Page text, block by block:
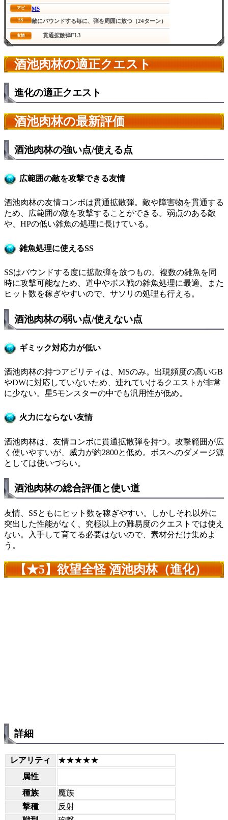
アビ MS
SS 敵にバウンドする毎に、弾を周囲に放つ（24ターン）
友情 貫通拡散弾EL3
酒池肉林の適正クエスト
進化の適正クエスト
酒池肉林の最新評価
酒池肉林の強い点/使える点
広範囲の敵を攻撃できる友情
酒池肉林の友情コンボは貫通拡散弾。敵や障害物を貫通する
ため、広範囲の敵を攻撃することができる。弱点のある敵
や、HPの低い雑魚の処理に長けている。
雑魚処理に使えるSS
SSはバウンドする度に拡散弾を放つもの。複数の雑魚を同
時に攻撃可能なため、道中やボス戦の雑魚処理に最適。また
ヒット数を稼ぎやすいので、サソリの処理も行える。
酒池肉林の弱い点/使えない点
ギミック対応力が低い
酒池肉林の持つアビリティは、MSのみ。出現頻度の高いGB
やDWに対応していないため、連れていけるクエストが非常
に少ない。星5モンスターの中でも汎用性が低め。
火力にならない友情
酒池肉林は、友情コンボに貫通拡散弾を持つ。攻撃範囲が広
く使いやすいが、威力が約2800と低め。ボスへのダメージ源
としては使いづらい。
酒池肉林の総合評価と使い道
友情、SSともにヒット数を稼ぎやすい。しかしそれ以外に
突出した性能がなく、究極以上の難易度のクエストでは使え
ない。入手して育てる必要はないので、素材分だけ集めよ
う。
【★5】欲望全怪 酒池肉林（進化）
詳細
レアリティ
★★★★★
属性
種族
魔族
撃種
反射